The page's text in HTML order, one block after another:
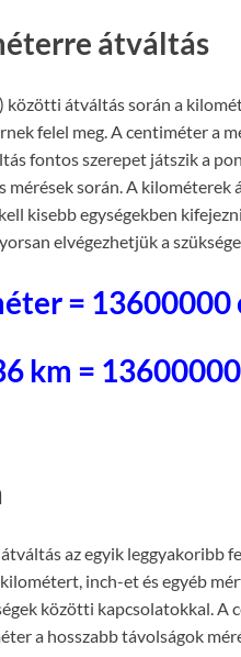
átváltás
közötti átváltás során a
felel meg. A centiméter a
fontos szerepet játszik a
során. A kilométerek
kisebb egységekben
elvégezhetjük a
=
km =
az egyik leggyakoribb
inch-et és egyéb
közötti kapcsolatokkal. A
a hosszabb távolságok